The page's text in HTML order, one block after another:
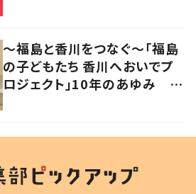
～福島と香川をつなぐ～「福島
の子どもたち 香川へおいでプ
ロジェクト」10年のあゆみ #